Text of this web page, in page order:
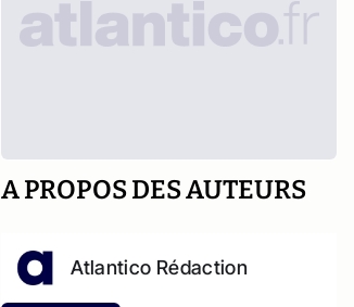
A PROPOS DES AUTEURS
Atlantico Rédaction